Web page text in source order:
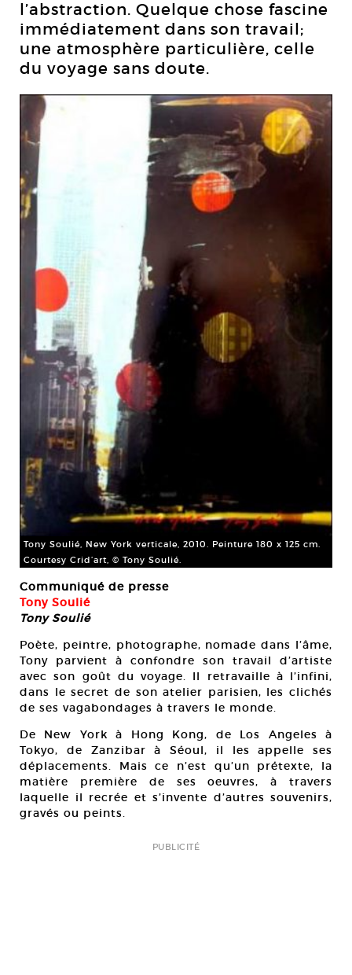
l’abstraction. Quelque chose fascine
immédiatement dans son travail;
une atmosphère particulière, celle
du voyage sans doute.
Tony Soulié, New York verticale, 2010. Peinture 180 x 125 cm.
Courtesy Crid’art, © Tony Soulié.
Communiqué de presse
Tony Soulié
Tony Soulié
Poète, peintre, photographe, nomade dans l’âme,
Tony parvient à confondre son travail d’artiste
avec son goût du voyage. Il retravaille à l’infini,
dans le secret de son atelier parisien, les clichés
de ses vagabondages à travers le monde.
De New York à Hong Kong, de Los Angeles à
Tokyo, de Zanzibar à Séoul, il les appelle ses
déplacements. Mais ce n’est qu’un prétexte, la
matière première de ses oeuvres, à travers
laquelle il recrée et s’invente d’autres souvenirs,
gravés ou peints.
PUBLICITÉ